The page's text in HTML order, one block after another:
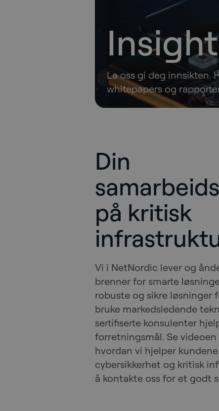
La oss gi deg innsikten.
whitepapers og
Din
på kritisk
Vi i NetNordic lever og
brenner for smarte
robuste og sikre løsninger
bruke markedsledende
sertifiserte konsulenter
forretningsmål. Se
hvordan vi hjelper
cybersikkerhet og kritisk
å kontakte oss for et godt